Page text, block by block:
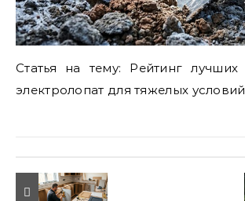
Статья на тему: Рейтинг лучших строительных
электролопат для тяжелых условий